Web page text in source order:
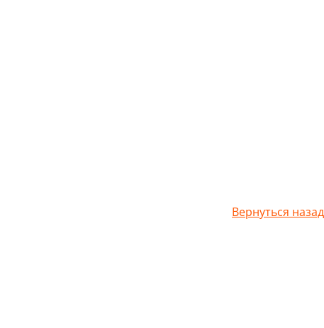
Вернуться назад